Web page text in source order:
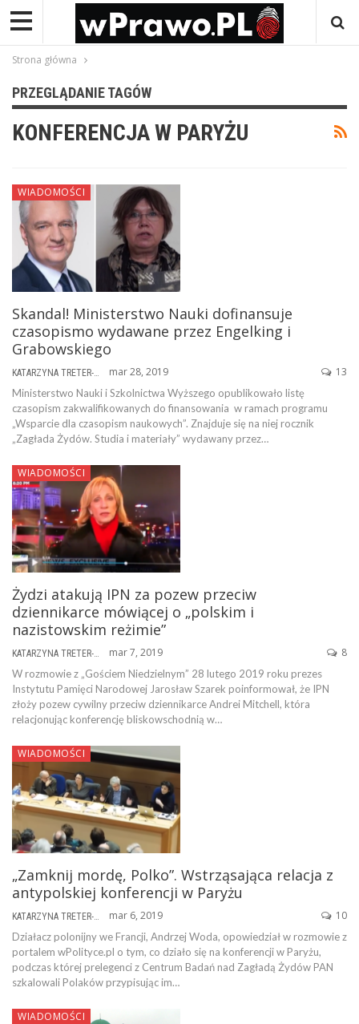
Strona główna
PRZEGLĄDANIE TAGÓW
KONFERENCJA W PARYŻU
WIADOMOŚCI
Skandal! Ministerstwo Nauki dofinansuje
czasopismo wydawane przez Engelking i
Grabowskiego
mar 28, 2019 13
Ministerstwo Nauki i Szkolnictwa Wyższego opublikowało listę
czasopism zakwalifikowanych do finansowania w ramach programu
„Wsparcie dla czasopism naukowych”. Znajduje się na niej rocznik
„Zagłada Żydów. Studia i materiały” wydawany przez…
WIADOMOŚCI
Żydzi atakują IPN za pozew przeciw
dziennikarce mówiącej o „polskim i
nazistowskim reżimie”
KATARZYNA TRETER-SIERPIŃSKA mar 7, 2019 8
W rozmowie z „Gościem Niedzielnym” 28 lutego 2019 roku prezes
Instytutu Pamięci Narodowej Jarosław Szarek poinformował, że IPN
złoży pozew cywilny przeciw dziennikarce Andrei Mitchell, która
relacjonując konferencję bliskowschodnią w…
WIADOMOŚCI
„Zamknij mordę, Polko”. Wstrząsająca relacja z
antypolskiej konferencji w Paryżu
KATARZYNA TRETER-SIERPIŃSKA mar 6, 2019 10
Działacz polonijny we Francji, Andrzej Woda, opowiedział w rozmowie z
portalem wPolityce.pl o tym, co działo się na konferencji w Paryżu,
podczas której prelegenci z Centrum Badań nad Zagładą Żydów PAN
szkalowali Polaków przypisując im…
WIADOMOŚCI